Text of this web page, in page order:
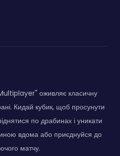
оживляє класичну
Кидай кубик, щоб просунути
по драбинах і уникати
вдома або приєднуйся до
матчу.